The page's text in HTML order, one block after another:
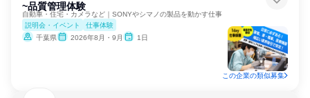
~品質管理体験
自動車・住宅・カメラなど｜SONYやシマノの製品を動かす仕事
説明会・イベント
仕事体験
千葉県
2026年8月・9月 1日
この企業の類似募集